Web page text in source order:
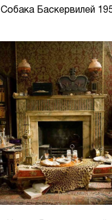
Собака Баскервилей